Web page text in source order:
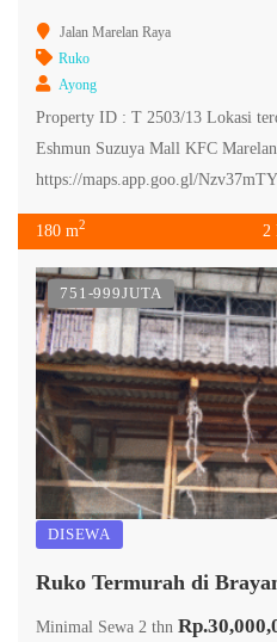
Jalan Marelan Raya
Ruko
Ayong
Property ID : T 2503/13 Lokasi
Eshmun Suzuya Mall KFC
https://maps.app.goo.gl/
180 m2 2
751-999JUTA
DISEWA
Minimal Sewa 2 thn